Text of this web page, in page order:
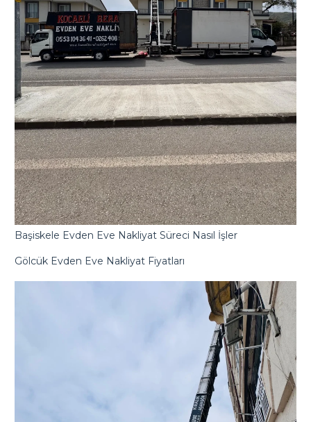
Başiskele Evden Eve Nakliyat Süreci Nasıl İşler
Gölcük Evden Eve Nakliyat Fiyatları